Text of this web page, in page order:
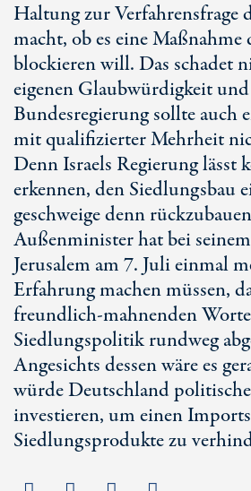
Haltung zur Verfahrensfrage
macht, ob es eine
blockieren will. Das schadet
eigenen Glaubwürdigkeit
Bundesregierung sollte auch
mit qualifizierter Mehrheit
Denn Israels Regierung lässt
erkennen, den Siedlungsbau
geschweige denn
Außenminister hat bei
Jerusalem am7. Juli einmal
Erfahrung machen müssen,
freundlich-mahnenden
Siedlungspolitik rundweg
Angesichts dessen wäre es
würde Deutschland
investieren, um einen
Siedlungsprodukte zu